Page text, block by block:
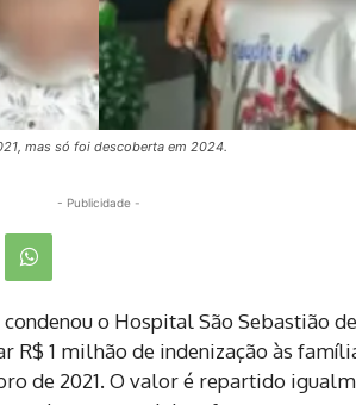
mas só foi descoberta em 2024.
- Publicidade -
o Hospital São Sebastião
R$ 1 milhão de indenização às
de 2021. O valor é repartido